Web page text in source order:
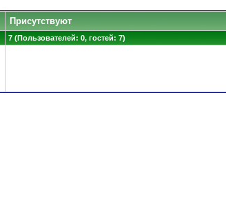
Присутствуют
7 (Пользователей: 0, гостей: 7)